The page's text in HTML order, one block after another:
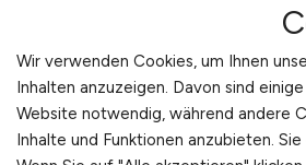
Wir verwenden Cookies, um Ihnen
Inhalten anzuzeigen. Davon sind
Website notwendig, während andere
Inhalte und Funktionen anzubieten.